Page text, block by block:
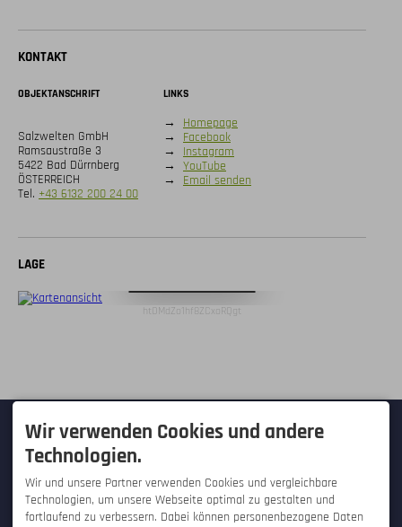
KONTAKT
OBJEKTANSCHRIFT
Salzwelten GmbH
Ramsaustraße 3
5422 Bad Dürrnberg
ÖSTERREICH
Tel. +43 6132 200 24 00
LINKS
→ Homepage
→ Facebook
→ Instagram
→ YouTube
→ Email senden
LAGE
htOMdZo1hf8ZCxoRQgt
KONTAKT
Hallo Tourist! - Westfalica-Verlag
GmbH
Hauptstraße 28
32457 Porta Westfalica /
Hausberge
Wir verwenden Cookies und andere
Technologien.
Wir und unsere Partner verwenden Cookies und vergleichbare
Technologien, um unsere Webseite optimal zu gestalten und
fortlaufend zu verbessern. Dabei können personenbezogene Daten